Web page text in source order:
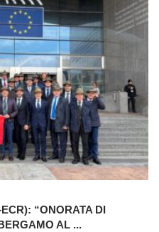
“ONORATA DI
AL ...